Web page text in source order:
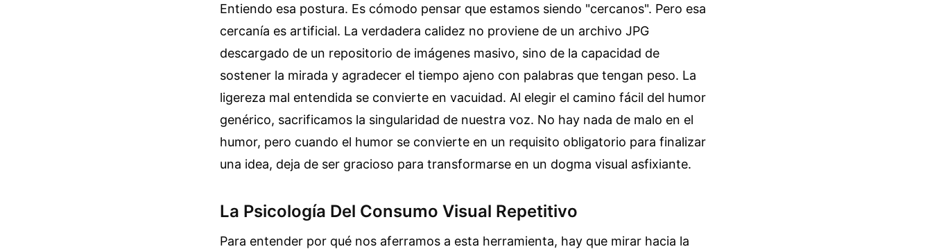
Entiendo esa postura. Es cómodo pensar que estamos siendo "cercanos". Pero esa
cercanía es artificial. La verdadera calidez no proviene de un archivo JPG
descargado de un repositorio de imágenes masivo, sino de la capacidad de
sostener la mirada y agradecer el tiempo ajeno con palabras que tengan peso. La
ligereza mal entendida se convierte en vacuidad. Al elegir el camino fácil del humor
genérico, sacrificamos la singularidad de nuestra voz. No hay nada de malo en el
humor, pero cuando el humor se convierte en un requisito obligatorio para finalizar
una idea, deja de ser gracioso para transformarse en un dogma visual asfixiante.
La Psicología Del Consumo Visual Repetitivo
Para entender por qué nos aferramos a esta herramienta, hay que mirar hacia la